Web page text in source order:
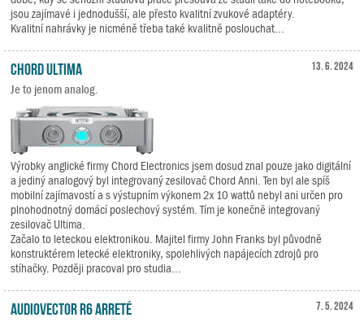
jsou zajímavé i jednodušší, ale přesto kvalitní zvukové adaptéry.
Kvalitní nahrávky je nicméně třeba také kvalitně poslouchat...
13. 6. 2024
Chord Ultima
Je to jenom analog.
Výrobky anglické firmy Chord Electronics jsem dosud znal pouze jako digitální
a jediný analogový byl integrovaný zesilovač Chord Anni. Ten byl ale spíš
mobilní zajímavostí a s výstupním výkonem 2x 10 wattů nebyl ani určen pro
plnohodnotný domácí poslechový systém. Tím je konečně integrovaný
zesilovač Ultima.
Začalo to leteckou elektronikou. Majitel firmy John Franks byl původně
konstruktérem letecké elektroniky, spolehlivých napájecích zdrojů pro
stíhačky. Později pracoval pro studia...
7. 5. 2024
Audiovector R6 Arreté